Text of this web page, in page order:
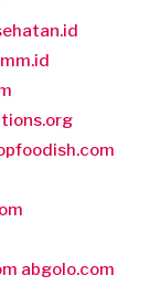
abgolo.com